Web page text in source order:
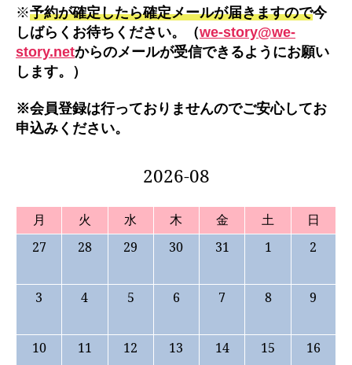
※予約が確定したら確定メールが届きますので今
しばらくお待ちください。（we-story@we-
story.netからのメールが受信できるようにお願い
します。）
※会員登録は行っておりませんのでご安心してお
申込みください。
2026-08
月 火 水 木 金 土
日
27
28 29 30 31 1 2
3 4 5 6 7 8 9
10 11 12 13 14 15 16